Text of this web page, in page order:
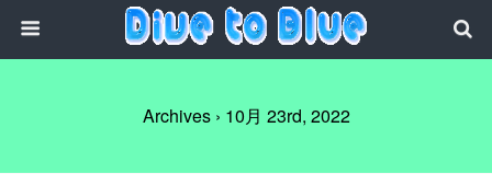
Archives › 10月 23rd, 2022